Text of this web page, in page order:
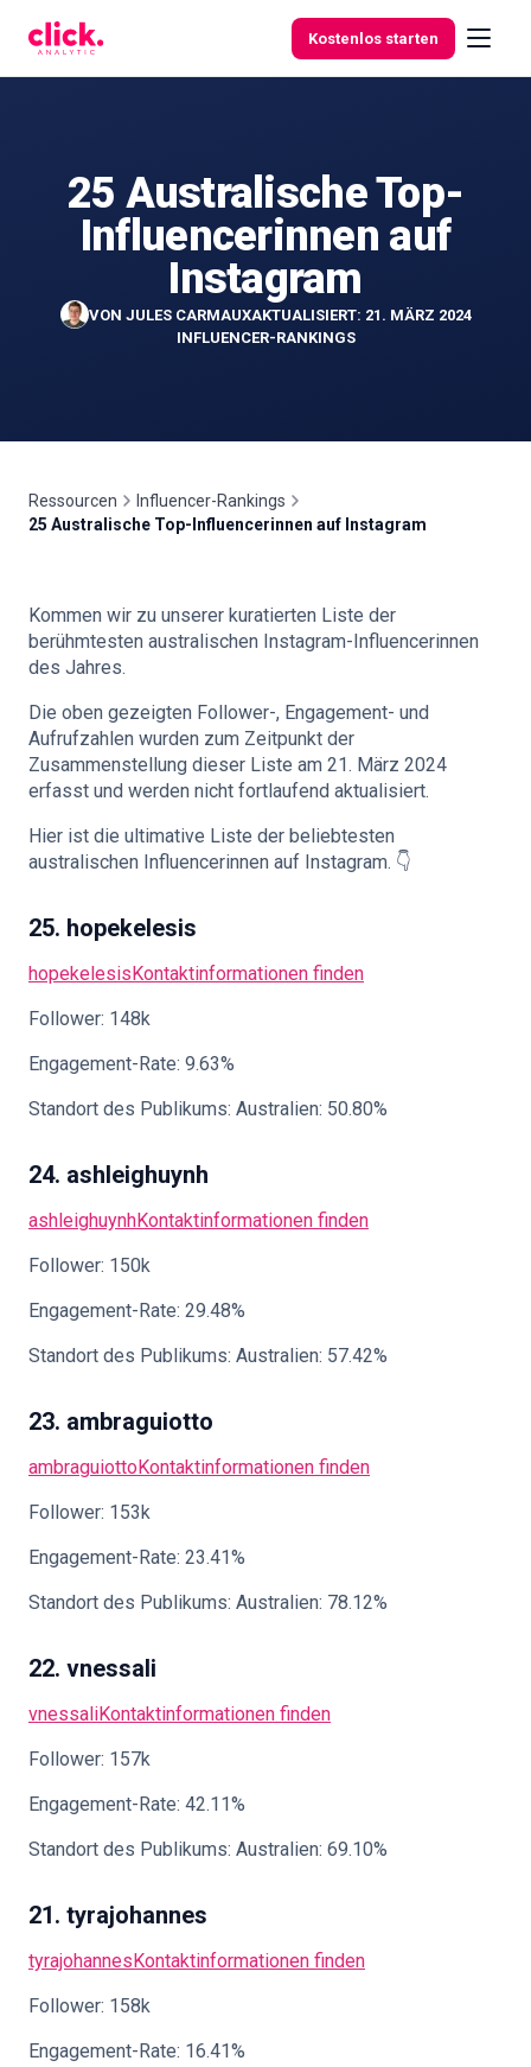
Kostenlos starten
Funktionen
Kostenlose
25 Australische Top-
Influencerinnen auf
Instagram
VON JULES CARMAUXAKTUALISIERT: 21. MÄRZ 2024
INFLUENCER-RANKINGS
Ressourcen
Influencer-Rankings
25 Australische Top-Influencerinnen auf Instagram
Kommen wir zu unserer kuratierten Liste der
berühmtesten australischen Instagram-Influencerinnen
des Jahres.
Die oben gezeigten Follower-, Engagement- und
Aufrufzahlen wurden zum Zeitpunkt der
Zusammenstellung dieser Liste am 21. März 2024
erfasst und werden nicht fortlaufend aktualisiert.
Hier ist die ultimative Liste der beliebtesten
australischen Influencerinnen auf Instagram. 👇
25. hopekelesis
hopekelesisKontaktinformationen finden
Follower: 148k
Engagement-Rate: 9.63%
Standort des Publikums: Australien: 50.80%
24. ashleighuynh
ashleighuynhKontaktinformationen finden
Follower: 150k
Engagement-Rate: 29.48%
Standort des Publikums: Australien: 57.42%
23. ambraguiotto
ambraguiottoKontaktinformationen finden
Follower: 153k
Engagement-Rate: 23.41%
Standort des Publikums: Australien: 78.12%
22. vnessali
vnessaliKontaktinformationen finden
Follower: 157k
Engagement-Rate: 42.11%
Standort des Publikums: Australien: 69.10%
21. tyrajohannes
tyrajohannesKontaktinformationen finden
Follower: 158k
Engagement-Rate: 16.41%